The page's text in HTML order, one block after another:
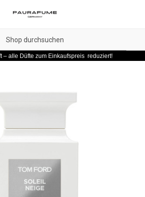
– alle Düfte zum Einkaufspreis reduziert!